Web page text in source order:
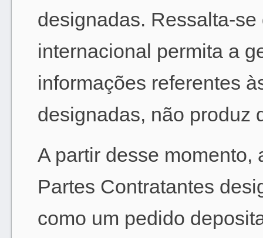
designadas. Ressalta-
internacional permita a
informações referentes
designadas, não produz
A partir desse
Partes Contratantes
como um pedido